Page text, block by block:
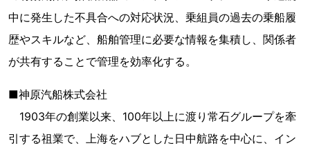
中に発生した不具合への対応状況、乗組員の過去の乗船履
歴やスキルなど、船舶管理に必要な情報を集積し、関係者
が共有することで管理を効率化する。
■神原汽船株式会社
1903年の創業以来、100年以上に渡り常石グループを牽
引する祖業で、上海をハブとした日中航路を中心に、イン